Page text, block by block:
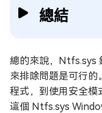
總結
總的來說，Ntfs.sys
來排除問題是可行
程式，到使用安全模
這個 Ntfs.sys